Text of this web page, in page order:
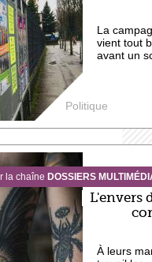
La
vient tout
avant un
Politique
la chaîne DOSSIERS
L'envers
À leurs